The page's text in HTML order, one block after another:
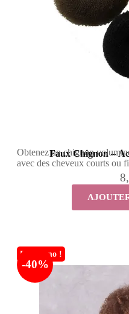
Faux Chignon –
Obtenez un chignon
avec des cheveux courts ou
En promo !
-40%